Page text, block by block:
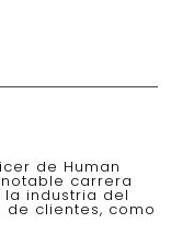
de Human
carrera
industria del
clientes, como